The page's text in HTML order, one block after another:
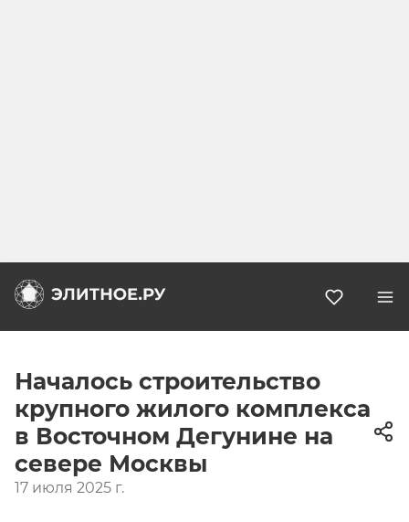
Началось строительство
крупного жилого комплекса
в Восточном Дегунине на
севере Москвы
17 июля 2025 г.